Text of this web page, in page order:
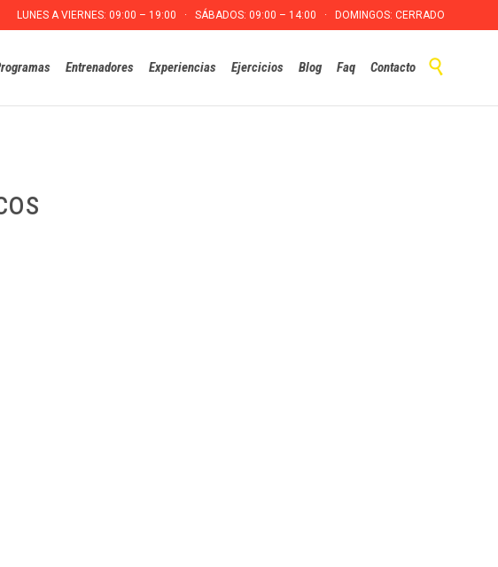
LUNES A VIERNES: 09:00 – 19:00 · SÁBADOS: 09:00 – 14:00 · DOMINGOS: CERRADO
to
Entrenadores Experiencias Ejercicios Blog Faq Contacto 